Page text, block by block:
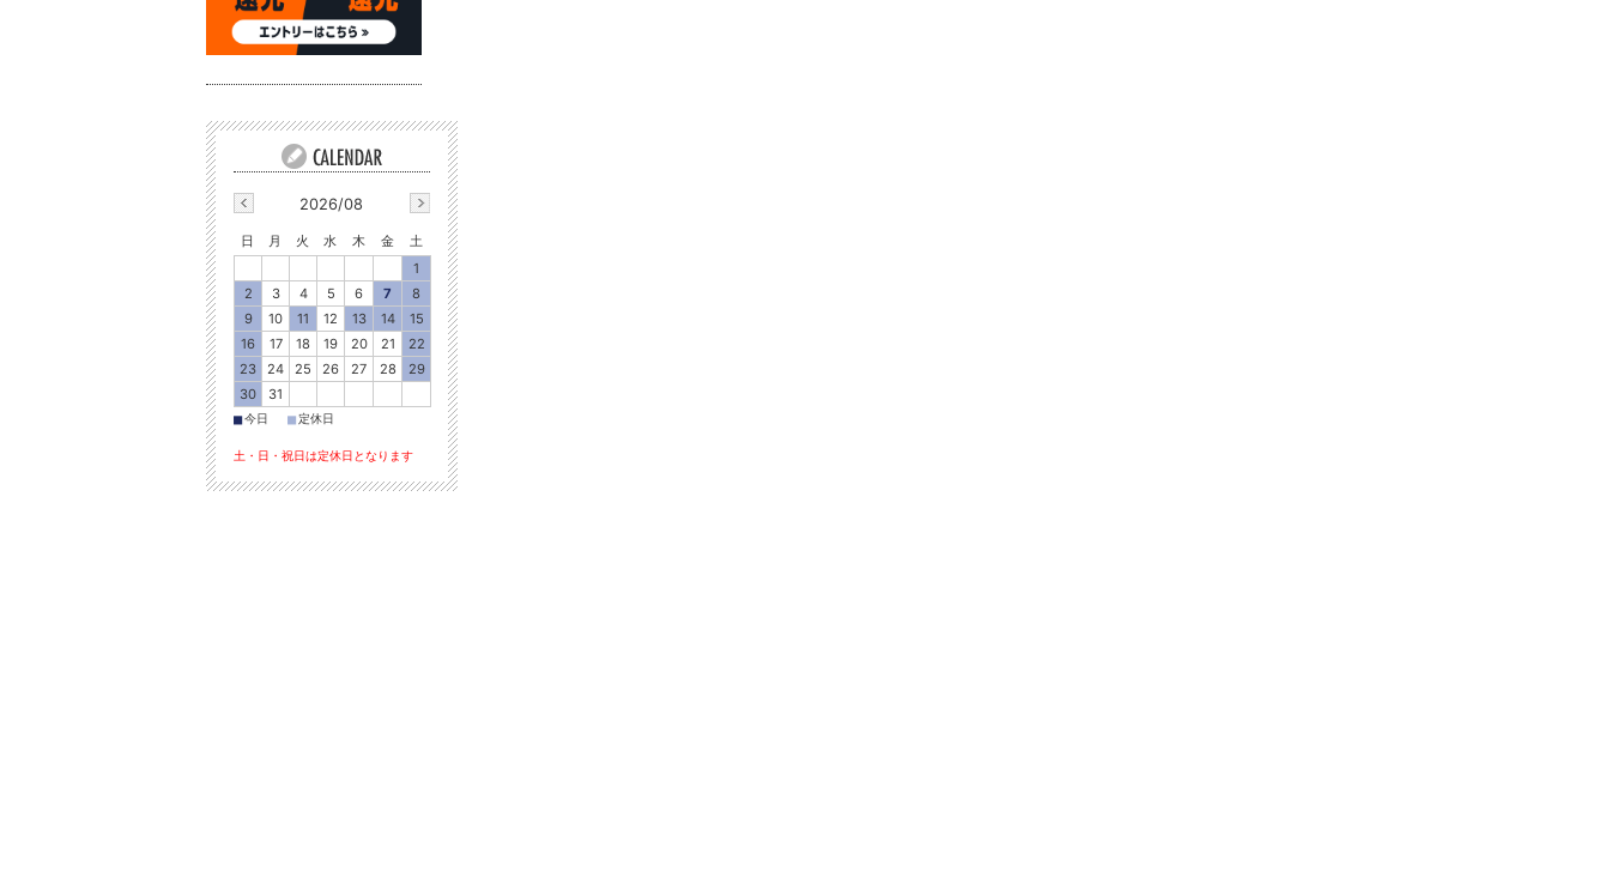
2026/08
日 月 火 水 木 金
土
1
2
3 4 5 6 7
8
9
10 11 12 13 14
15
16
17 18 19 20 21
22
23
24 25 26 27 28
29
30
31
■今日 ■定休日
土・日・祝日は定休日となります